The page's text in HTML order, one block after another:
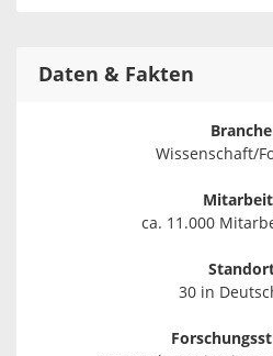
Daten & Fakten
Wissenschaft/
ca. 11.000
30 in